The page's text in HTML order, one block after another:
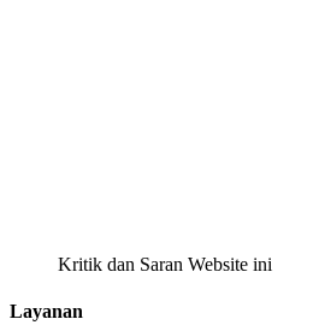
Kritik dan Saran Website ini
Layanan